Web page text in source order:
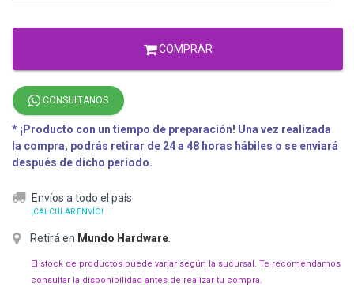
COMPRAR
CONSULTANOS
* ¡Producto con un tiempo de preparación! Una vez realizada
la compra, podrás retirar de 24 a 48 horas hábiles o se enviará
después de dicho período.
Envíos a todo el país
¡CALCULAR ENVÍO!
Retirá en Mundo Hardware
El stock de productos puede variar según la sucursal. Te recomendamos
consultar la disponibilidad antes de realizar tu compra.